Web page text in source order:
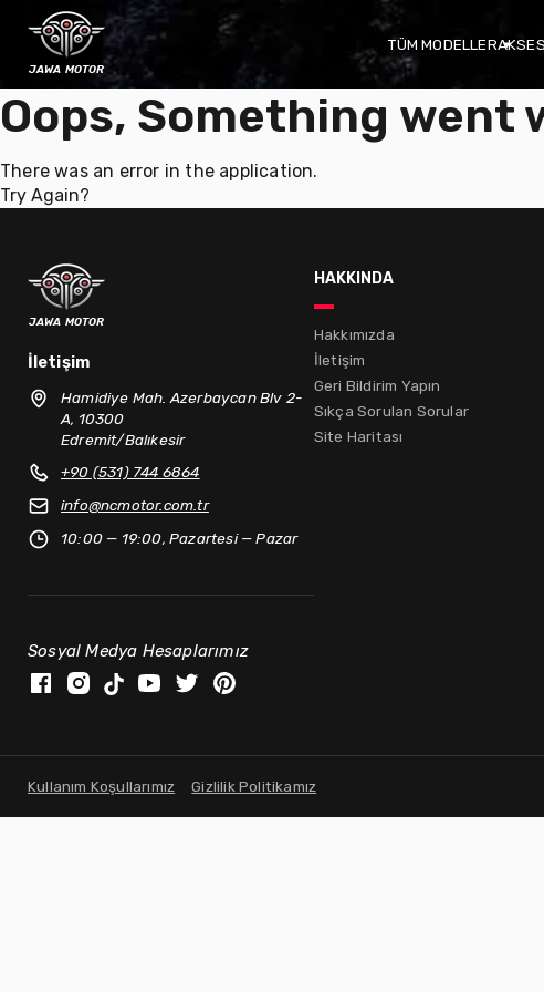
jawa motor
TÜM MODELLER
Oops, Something went
There was an error in the application.
Try Again?
jawa motor
İletişim
Hamidiye Mah. Azerbaycan Blv 2-
A, 10300
Edremit/Balıkesir
+90 (531) 744 6864
info@ncmotor.com.tr
10:00 — 19:00, Pazartesi — Pazar
Sosyal Medya Hesaplarımız
hakkında
Hakkımızda
İletişim
Geri Bildirim Yapın
Sıkça Sorulan Sorular
Site Haritası
Kullanım Koşullarımız Gizlilik Politikamız